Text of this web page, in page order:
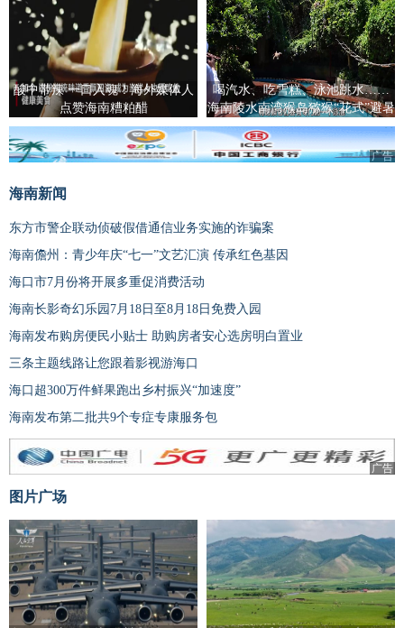
酸中带辣 一口入魂！海外媒体人
点赞海南糟粕醋
喝汽水、吃雪糕、泳池跳水……
海南陵水南湾猴岛猕猴“花式”避暑
广告
海南新闻
东方市警企联动侦破假借通信业务实施的诈骗案
海南儋州：青少年庆“七一”文艺汇演 传承红色基因
海口市7月份将开展多重促消费活动
海南长影奇幻乐园7月18日至8月18日免费入园
海南发布购房便民小贴士 助购房者安心选房明白置业
三条主题线路让您跟着影视游海口
海口超300万件鲜果跑出乡村振兴“加速度”
海南发布第二批共9个专症专康服务包
广告
图片广场